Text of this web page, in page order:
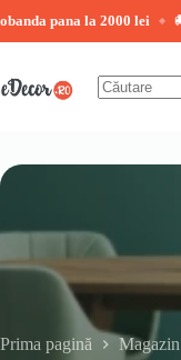
la 2000 lei ◆ 🚚
conținut
Prima pagină